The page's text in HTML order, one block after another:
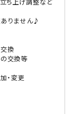
りません♪
換
交換等
・変更